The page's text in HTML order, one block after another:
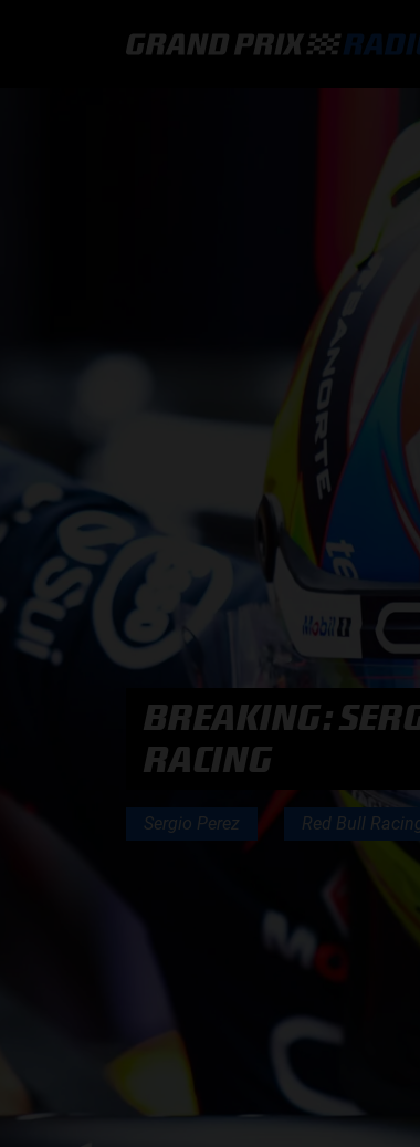
BREAKING:
RACING
Sergio Perez Red Bull
ONLINE RADIO LUISTEREN
GRAND PRIX RADIO APP
PODCASTS
HOE TE BELUISTEREN?
PODCAST PRESENTATOREN
PODCAST F1 AAN TAFEL
PODCAST AUTOSPORT AAN TAFEL